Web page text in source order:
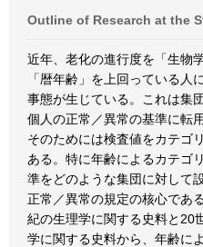
Outline of Research at the
近年、老化の進行度を「生物
「暦年齢」を上回っている人
事態が生じている。これは集
個人の正常／異常の基準に転
そのためには検査値をカテゴ
ある。特に年齢によるカテゴ
準をどのような集団に対して
正常／異常の規定の核心であ
紀の生理学に関する史料と20
学に関する史料から、年齢に